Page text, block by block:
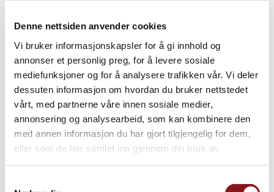
Denne nettsiden anvender cookies
Vi bruker informasjonskapsler for å gi innhold og
annonser et personlig preg, for å levere sosiale
mediefunksjoner og for å analysere trafikken vår. Vi deler
dessuten informasjon om hvordan du bruker nettstedet
vårt, med partnerne våre innen sosiale medier,
annonsering og analysearbeid, som kan kombinere den
med annen informasjon du har gjort tilgjengelig for dem,
eller som de har samlet inn gjennom din bruk av